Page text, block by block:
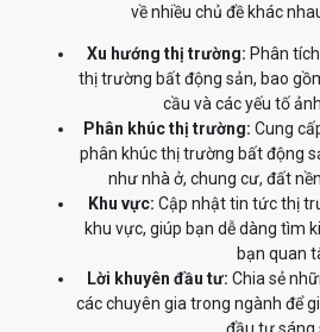
về nhiều chủ đề khác
Xu hướng thị trường: Phân
thị trường bất động sản, bao
cầu và các yếu tố
Phân khúc thị trường: Cung
phân khúc thị trường bất động
như nhà ở, chung cư, đất
Khu vực: Cập nhật tin tức thị
khu vực, giúp bạn dễ dàng tìm
bạn quan
Lời khuyên đầu tư: Chia sẻ
các chuyên gia trong ngành để